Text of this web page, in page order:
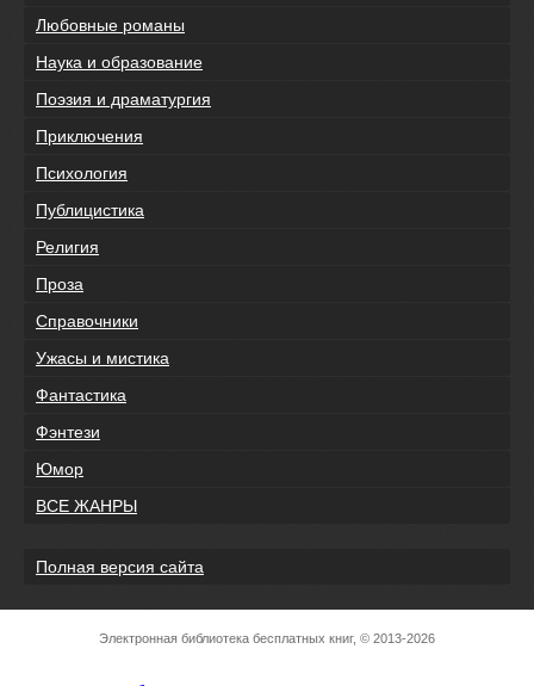
Любовные романы
Наука и образование
Поэзия и драматургия
Приключения
Психология
Публицистика
Религия
Проза
Справочники
Ужасы и мистика
Фантастика
Фэнтези
Юмор
ВСЕ ЖАНРЫ
Полная версия сайта
Электронная библиотека бесплатных книг, © 2013-2026